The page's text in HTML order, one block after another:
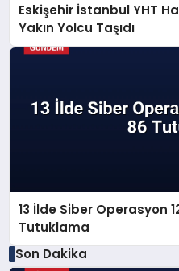
Eskişehir İstanbul YHT
Yakın Yolcu Taşıdı
13 İlde Siber Operasyon
Tutuklama
Son Dakika